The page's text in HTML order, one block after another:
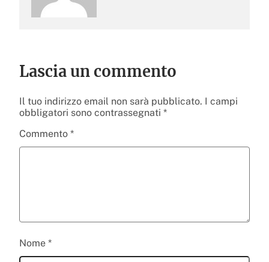
Lascia un commento
Il tuo indirizzo email non sarà pubblicato. I campi
obbligatori sono contrassegnati *
Commento *
Nome *